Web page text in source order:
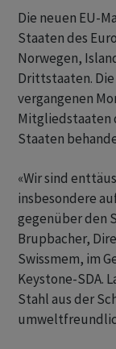
Die neuen EU-
Staaten des
Norwegen,
Drittstaaten.
vergangenen
Mitgliedstaaten
Staaten
«Wir sind
insbesondere
gegenüber den
Brupbacher,
Swissmem, im
Keystone-SDA.
Stahl aus der